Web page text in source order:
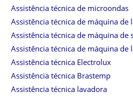
Assistência técnica de microondas
Assistência técnica de máquina de
Assistência técnica de máquina de
Assistência técnica de máquina de
Assistência técnica Electrolux
Assistência técnica Brastemp
Assistência técnica lavadora